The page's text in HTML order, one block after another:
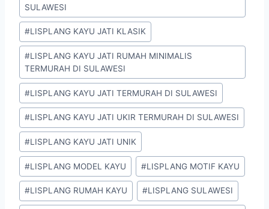
SULAWESI
#LISPLANG KAYU JATI KLASIK
#LISPLANG KAYU JATI RUMAH MINIMALIS
TERMURAH DI SULAWESI
#LISPLANG KAYU JATI TERMURAH DI SULAWESI
#LISPLANG KAYU JATI UKIR TERMURAH DI SULAWESI
#LISPLANG KAYU JATI UNIK
#LISPLANG MODEL KAYU #LISPLANG MOTIF KAYU
#LISPLANG RUMAH KAYU #LISPLANG SULAWESI